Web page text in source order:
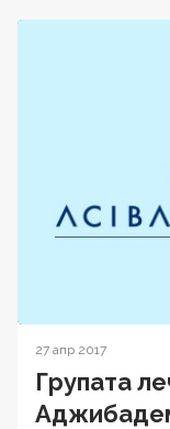
27 апр 2017
Групата